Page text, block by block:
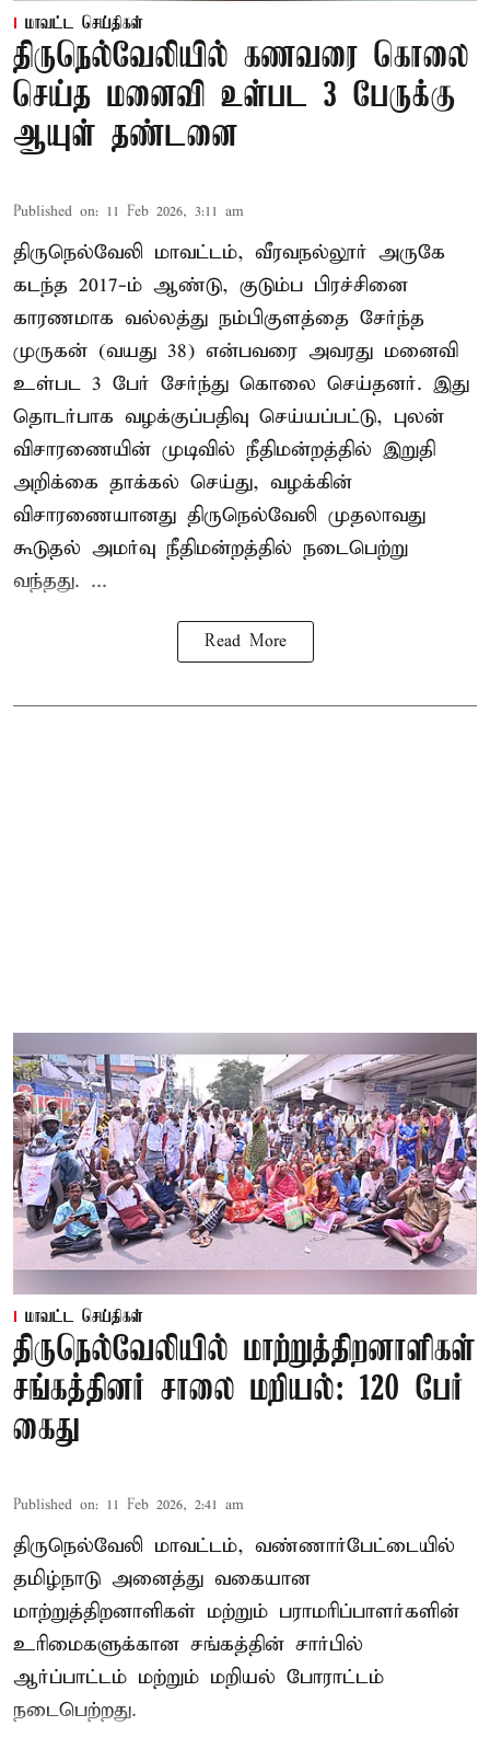
மாவட்ட செய்திகள்
திருநெல்வேலியில் கணவரை கொலை
செய்த மனைவி உள்பட 3 பேருக்கு
ஆயுள் தண்டனை
Published on: 11 Feb 2026, 3:11 am
திருநெல்வேலி மாவட்டம், வீரவநல்லூர் அருகே
கடந்த 2017-ம் ஆண்டு, குடும்ப பிரச்சினை
காரணமாக வல்லத்து நம்பிகுளத்தை சேர்ந்த
முருகன் (வயது 38) என்பவரை அவரது மனைவி
உள்பட 3 பேர் சேர்ந்து கொலை செய்தனர். இது
தொடர்பாக வழக்குப்பதிவு செய்யப்பட்டு, புலன்
விசாரணையின் முடிவில் நீதிமன்றத்தில் இறுதி
அறிக்கை தாக்கல் செய்து, வழக்கின்
விசாரணையானது திருநெல்வேலி முதலாவது
கூடுதல் அமர்வு நீதிமன்றத்தில் நடைபெற்று
வந்தது. ...
Read More
மாவட்ட செய்திகள்
திருநெல்வேலியில் மாற்றுத்திறனாளிகள்
சங்கத்தினர் சாலை மறியல்: 120 பேர்
கைது
Published on: 11 Feb 2026, 2:41 am
திருநெல்வேலி மாவட்டம், வண்ணார்பேட்டையில்
தமிழ்நாடு அனைத்து வகையான
மாற்றுத்திறனாளிகள் மற்றும் பராமரிப்பாளர்களின்
உரிமைகளுக்கான சங்கத்தின் சார்பில்
ஆர்ப்பாட்டம் மற்றும் மறியல் போராட்டம்
நடைபெற்றது.